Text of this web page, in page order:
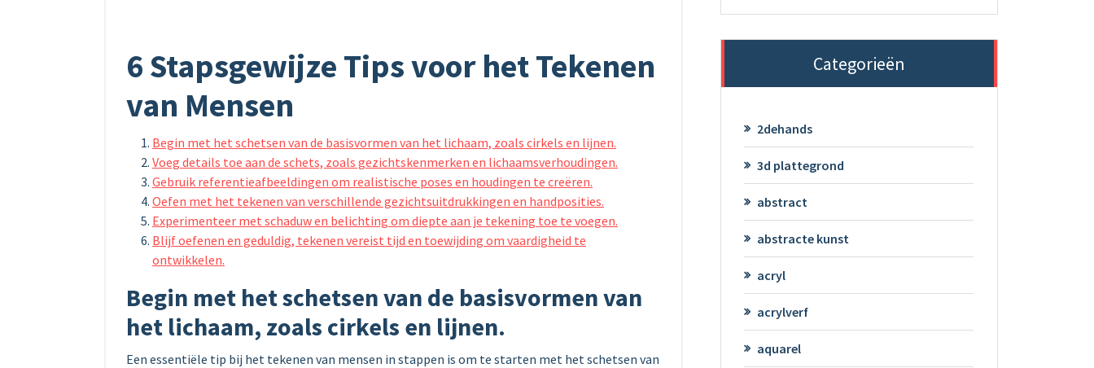
6 Stapsgewijze Tips voor het Tekenen
van Mensen
Begin met het schetsen van de basisvormen van het lichaam, zoals cirkels en lijnen.
Voeg details toe aan de schets, zoals gezichtskenmerken en lichaamsverhoudingen.
Gebruik referentieafbeeldingen om realistische poses en houdingen te creëren.
Oefen met het tekenen van verschillende gezichtsuitdrukkingen en handposities.
Experimenteer met schaduw en belichting om diepte aan je tekening toe te voegen.
Blijf oefenen en geduldig, tekenen vereist tijd en toewijding om vaardigheid te
ontwikkelen.
Begin met het schetsen van de basisvormen van
het lichaam, zoals cirkels en lijnen.
Een essentiële tip bij het tekenen van mensen in stappen is om te starten met het schetsen van
Categorieën
2dehands
3d plattegrond
abstract
abstracte kunst
acryl
acrylverf
aquarel